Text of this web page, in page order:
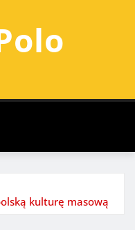
kulturę masową